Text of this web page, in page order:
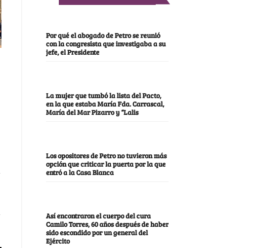
Por qué el abogado de Petro se reunió
con la congresista que investigaba a su
jefe, el Presidente
La mujer que tumbó la lista del Pacto,
en la que estaba María Fda. Carrascal,
María del Mar Pizarro y “Lalis
Los opositores de Petro no tuvieron más
opción que criticar la puerta por la que
entró a la Casa Blanca
Así encontraron el cuerpo del cura
Camilo Torres, 60 años después de haber
sido escondido por un general del
Ejército